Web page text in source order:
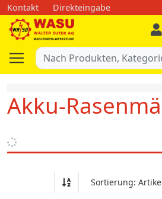
Kontakt Direkteingabe
Akku-
Sortierung: